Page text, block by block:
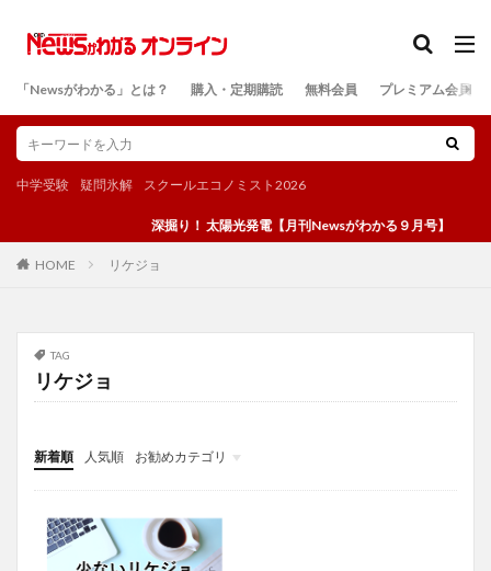
「Newsがわかる」とは？ 購入・定期購読 無料会員 プレミアム会員
中学受験 疑問氷解 スクールエコノミスト2026
深掘り！ 太陽光発電【月刊Newsがわかる９月号】
HOME リケジョ
TAG
リケジョ
新着順 人気順
お勧めカテゴリ
投稿
学び
マンガ
電子書籍
検索